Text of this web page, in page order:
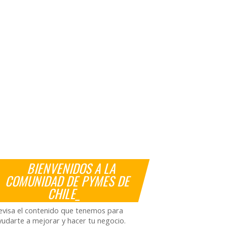
BIENVENIDOS A LA
COMUNIDAD DE PYMES DE
CHILE_
el contenido que tenemos para
a mejorar y hacer tu negocio.